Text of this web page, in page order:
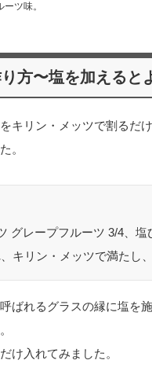
ツ味。
方〜塩を加えると
キリン・メッツで割るだ
。
グレープフルーツ 3/4、塩
キリン・メッツで満たし
ばれるグラスの縁に塩を
け入れてみました。